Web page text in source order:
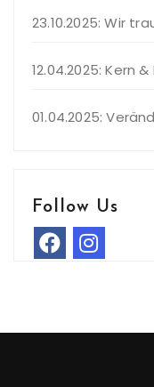
23.10.2025: Wir
12.04.2025: Kern
01.04.2025:
Follow Us